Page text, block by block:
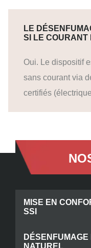
LE
SI LE COURANT
Oui. Le dispositif
sans courant via
certifiés
MISE EN
SSI
NATUREL